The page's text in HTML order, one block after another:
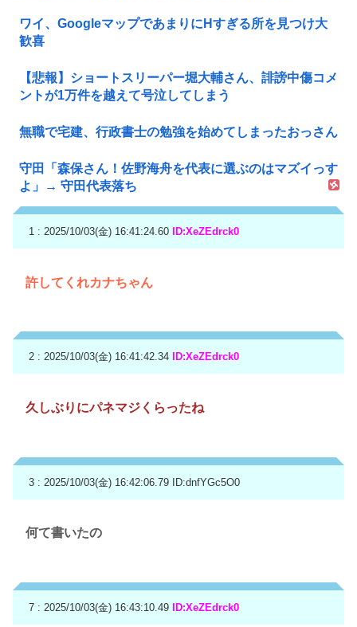
ワイ、GoogleマップであまりにΗすぎる所を見つけ大
歓喜
【悲報】ショートスリーパー堀大輔さん、誹謗中傷コメ
ントが1万件を越えて号泣してしまう
無職で宅建、行政書士の勉強を始めてしまったおっさん
守田「森保さん！佐野海舟を代表に選ぶのはマズイっす
よ」→ 守田代表落ち
1 : 2025/10/03(金) 16:41:24.60 ID:XeZEdrck0
許してくれカナちゃん
2 : 2025/10/03(金) 16:41:42.34 ID:XeZEdrck0
久しぶりにパネマジくらったね
3 : 2025/10/03(金) 16:42:06.79 ID:dnfYGc5O0
何て書いたの
7 : 2025/10/03(金) 16:43:10.49 ID:XeZEdrck0